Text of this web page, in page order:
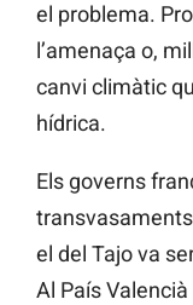
el problema.
l’amenaça o,
canvi climàtic
hídrica.
Els governs
el del Tajo va
Al País